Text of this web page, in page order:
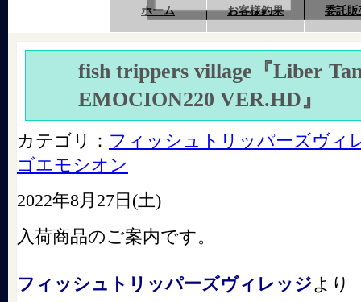
ホーム お客様釣果 委託販
fish trippers village『Liber
EMOCION220 VER.HD』
カテゴリ： フィッシュトリッパーズヴィ
ゴエモシオン
2022年8月27日(土)
入荷商品のご案内です。
フィッシュトリッパーズヴィレッジより